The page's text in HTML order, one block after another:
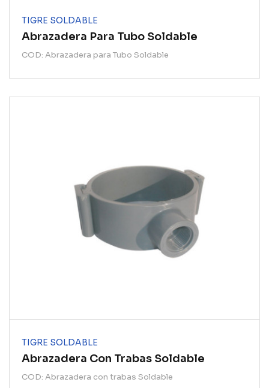
TIGRE SOLDABLE
Abrazadera Para Tubo Soldable
COD: Abrazadera para Tubo Soldable
TIGRE SOLDABLE
Abrazadera Con Trabas Soldable
COD: Abrazadera con trabas Soldable